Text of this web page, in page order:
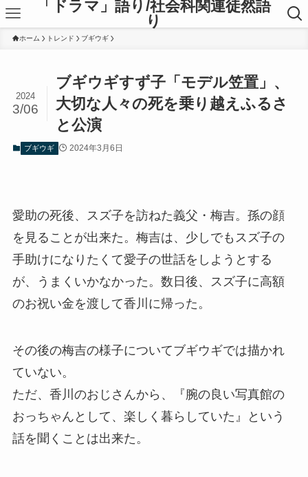
「ドラマ」語り/社会科関連徒然語
り
ホーム トレンド ブギウギ
ブギウギすず子「モデル笠置」、
大切な人々の死を乗り越えふるさ
と公演
2024
3/06
ブギウギ 2024年3月6日
愛助の死後、スズ子を訪ねた義父・梅吉。孫の顔
を見ることが出来た。梅吉は、少しでもスズ子の
手助けになりたくて愛子の世話をしようとする
が、うまくいかなかった。数日後、スズ子に高額
のお祝い金を渡して香川に帰った。
その後の梅吉の様子についてブギウギでは描かれ
ていない。
ただ、香川のおじさんから、『腕の良い写真館の
おっちゃんとして、楽しく暮らしていた』という
話を聞くことは出来た。